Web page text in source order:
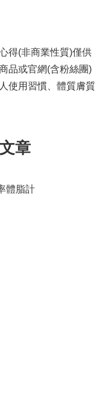
得(非商業性質)僅供
品或官網(含粉絲團)
使用習慣、體質膚質
章